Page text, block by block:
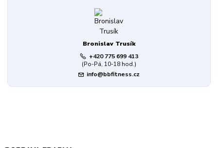
Bronislav Trusík
+420 775 699 413
(Po-Pá, 10-18 hod.)
info@bbfitness.cz